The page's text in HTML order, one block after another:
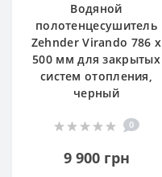
Водяной
полотенцесушитель
Zehnder Virando 786 x
500 мм для закрытых
систем отопления,
черный
0
9 900 грн